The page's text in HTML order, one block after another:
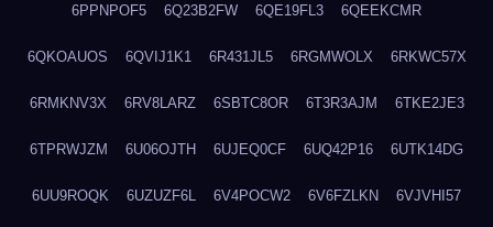
6PPNPOF5 6Q23B2FW 6QE19FL3 6QEEKCMR
6QKOAUOS 6QVIJ1K1 6R431JL5 6RGMWOLX 6RKWC57X
6RMKNV3X 6RV8LARZ 6SBTC8OR 6T3R3AJM 6TKE2JE3
6TPRWJZM 6U06OJTH 6UJEQ0CF 6UQ42P16 6UTK14DG
6UU9ROQK 6UZUZF6L 6V4POCW2 6V6FZLKN 6VJVHI57